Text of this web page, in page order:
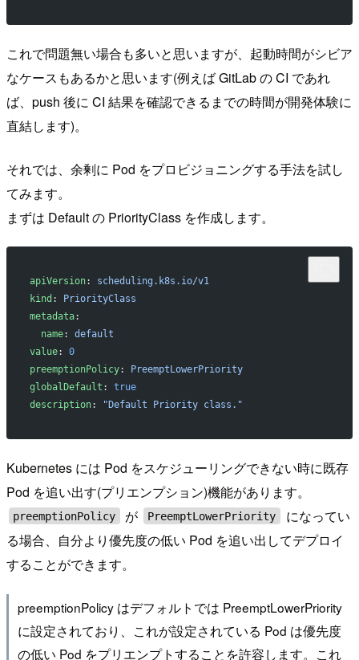
これで問題無い場合も多いと思いますが、起動時間がシビア
なケースもあるかと思います(例えば GitLab の CI であれ
ば、push 後に CI 結果を確認できるまでの時間が開発体験に
直結します)。
それでは、余剰に Pod をプロビジョニングする手法を試し
てみます。
まずは Default の PriorityClass を作成します。
apiVersion: scheduling.k8s.io/v1
kind : PriorityClass
metadata:
  name
: default
value: 0
preemptionPolicy: PreemptLowerPriority
globalDefault : true
description: "Default Priority class."
Kubernetes には Pod をスケジューリングできない時に既存
Pod を追い出す(プリエンプション)機能があります。
preemptionPolicy が PreemptLowerPriority
になってい
る場合、自分より優先度の低い Pod を追い出してデプロイ
することができます。
preemptionPolicy はデフォルトでは PreemptLowerPriority
に設定されており、これが設定されている Pod は優先度
の低い Pod をプリエンプトすることを許容します。これ